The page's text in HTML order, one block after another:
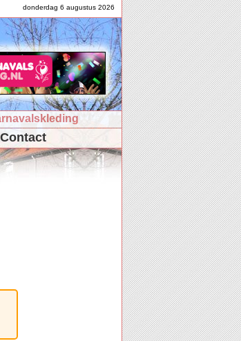
donderdag 6 augustus 2026
Contact